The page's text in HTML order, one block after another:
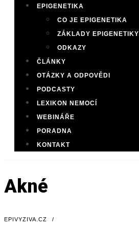
EPIGENETIKA
CO JE EPIGENETIKA
ZÁKLADY EPIGENETIKY
ODKAZY
ČLÁNKY
OTÁZKY A ODPOVĚDI
PODCASTY
LEXIKON NEMOCÍ
WEBINÁŘE
PORADNA
KONTAKT
Akné
EPIVYZIVA.CZ /